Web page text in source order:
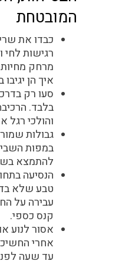
המובטחת
כבדו את
רגישות לחי
מרחק
איך הן
סעו רק
בלבד.
והולכי רגל
גבולות
במפות
להתמצא
הנסיעה
טבע שלא
עבירה על
קנס כספי.
אסור לנוע
אחרי
עד שעה